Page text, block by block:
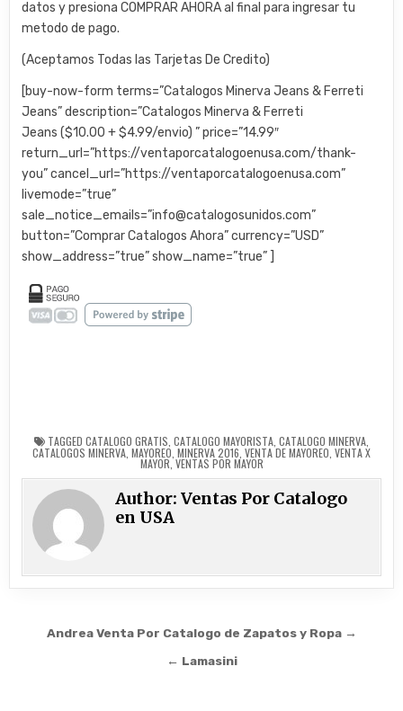
datos y presiona COMPRAR AHORA al final para ingresar tu
metodo de pago.
(Aceptamos Todas las Tarjetas De Credito)
[buy-now-form terms=”Catalogos Minerva Jeans & Ferreti
Jeans” description=”Catalogos Minerva & Ferreti
Jeans ($10.00 + $4.99/envio) ” price=”14.99″
return_url=”https://ventaporcatalogoenusa.com/thank-
you” cancel_url=”https://ventaporcatalogoenusa.com”
livemode=”true”
sale_notice_emails=”info@catalogosunidos.com”
button=”Comprar Catalogos Ahora” currency=”USD”
show_address=”true” show_name=”true” ]
TAGGED CATALOGO GRATIS CATALOGO MAYORISTA CATALOGO MINERVA
CATALOGOS MINERVA MAYOREO MINERVA 2016 VENTA DE MAYOREO VENTA X
MAYOR ,VENTAS POR MAYOR
Author:Ventas Por Catalogo
en USA
Post navigation
Andrea Venta Por Catalogo de Zapatos y Ropa →
← Lamasini